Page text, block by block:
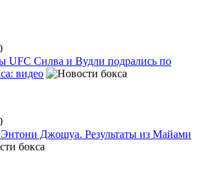
UFC Силва и Вудли подрались по
видео
Джошуа. Результаты из Майами